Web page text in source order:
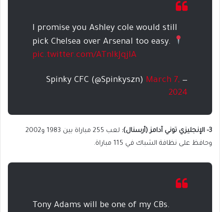
I promise you Ashley cole would still
pick Chelsea over Arsenal too easy.
pic.twitter.com/ATnlkJqjIA
— Spinky CFC (@Spinkyszn)
March 7,
2024
3- الإنجليزي توني آدامز (أرسنال):
لعب 255 مباراة بين 1983 و2002
وحافظ على نظافة الشباك في 115 مباراة.
Tony Adams will be one of my CBs.